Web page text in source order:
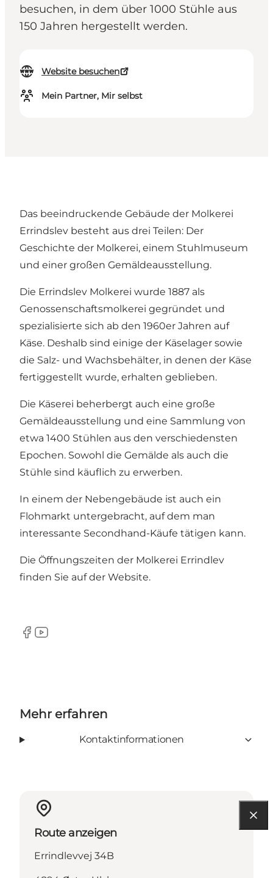
besuchen, in dem über 1000 Stühle aus
150 Jahren hergestellt werden.
Website besuchen
Mein Partner, Mir selbst
Das beeindruckende Gebäude der Molkerei
Errindslev besteht aus drei Teilen: Der
Geschichte der Molkerei, einem Stuhlmuseum
und einer großen Gemäldeausstellung.
Die Errindslev Molkerei wurde 1887 als
Genossenschaftsmolkerei gegründet und
spezialisierte sich ab den 1960er Jahren auf
Käse. Deshalb sind einige der Käselager sowie
die Salz- und Wachsbehälter, in denen der Käse
fertiggestellt wurde, erhalten geblieben.
Die Käserei beherbergt auch eine große
Gemäldeausstellung und eine Sammlung von
etwa 1400 Stühlen aus den verschiedensten
Epochen. Sowohl die Gemälde als auch die
Stühle sind käuflich zu erwerben.
In einem der Nebengebäude ist auch ein
Flohmarkt untergebracht, auf dem man
interessante Secondhand-Käufe tätigen kann.
Die Öffnungszeiten der Molkerei Errindlev
finden Sie auf der Website.
Facebook
YouTube
Mehr erfahren
Kontaktinformationen
Route anzeigen
Errindlevvej 34B